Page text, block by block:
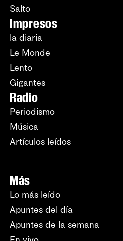
Salto
Impresos
la diaria
Le Monde
Lento
Gigantes
Radio
Periodismo
Música
Artículos leídos
Más
Lo más leído
Apuntes del día
Apuntes de la semana